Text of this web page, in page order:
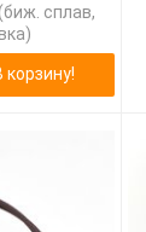
сплав,
корзину!